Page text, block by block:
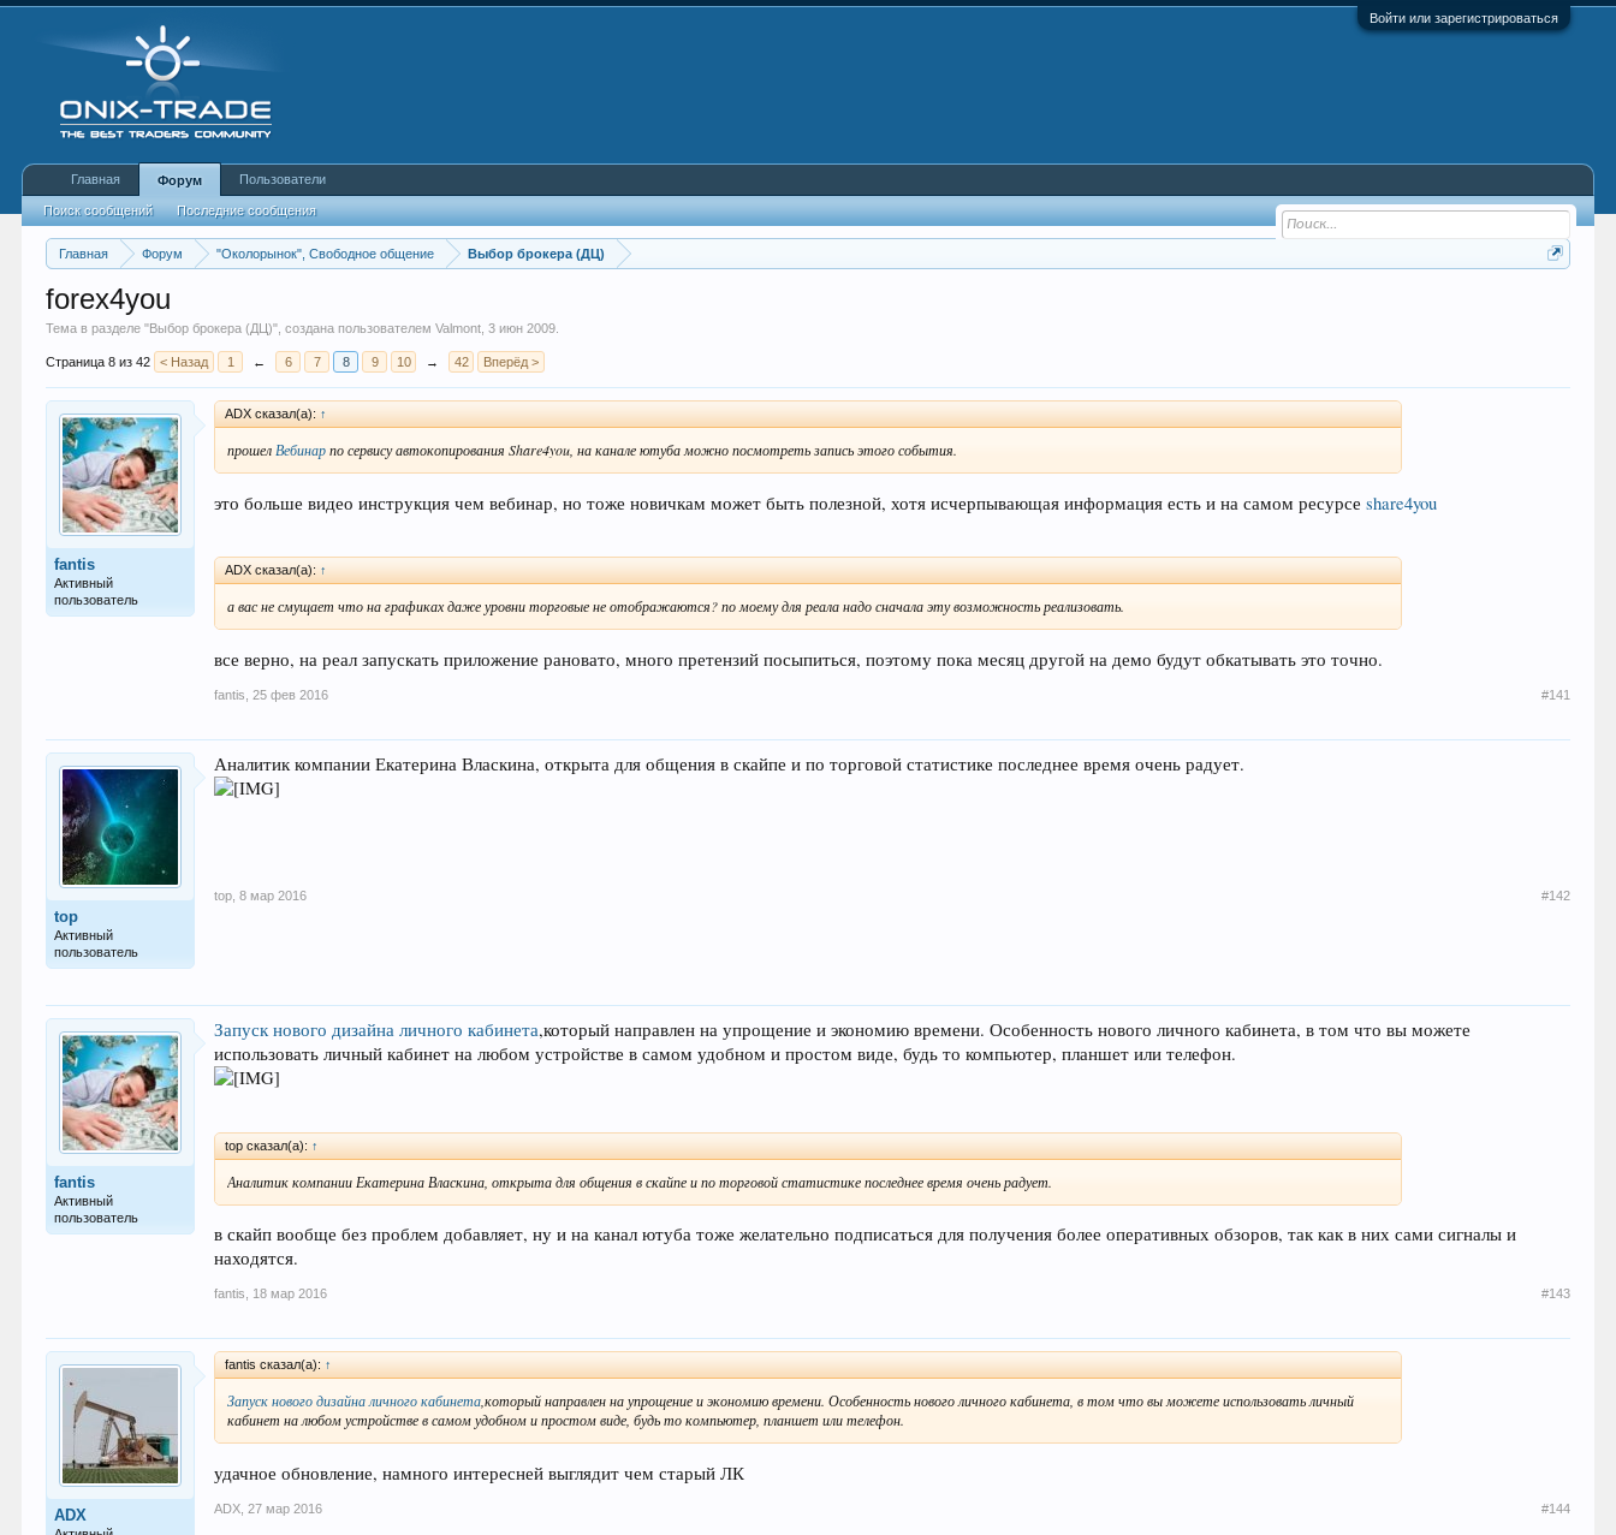
Войти или зарегистрироваться
Главная Форум "Околорынок", Свободное общение Выбор брокера (ДЦ)
forex4you
Тема в разделе "Выбор брокера (ДЦ)", создана пользователемValmont ,3 июн 2009
Страница 8 из 42 < Назад 1 ← 6 7 8 9 10 → 42 Вперёд >
fantis
Активный
пользователь
ADX сказал(а): ↑
прошел Вебинарпо сервису автокопирования Share4you, на канале ютуба можно посмотреть запись этого события.
это больше видео инструкция чем вебинар, но тоже новичкам может быть полезной, хотя исчерпывающая информация есть и на самом ресурсеshare4you
ADX сказал(а): ↑
а вас не смущает что на графиках даже уровни торговые не отображаются? по моему для реала надо сначала эту возможность реализовать.
все верно, на реал запускать приложение рановато, много претензий посыпиться, поэтому пока месяц другой на демо будут обкатывать это точно.
fantis 25 фев 2016 #141
top
Активный
пользователь
Аналитик компании Екатерина Власкина, открыта для общения в скайпе и по торговой статистике последнее время очень радует.
top 8 мар 2016 #142
fantis
Активный
пользователь
Запуск нового дизайна личного кабинета,который направлен на упрощение и экономию времени. Особенность нового личного кабинета, в том что вы можете
использовать личный кабинет на любом устройстве в самом удобном и простом виде, будь то компьютер, планшет или телефон.
top сказал(а): ↑
Аналитик компании Екатерина Власкина, открыта для общения в скайпе и по торговой статистике последнее время очень радует.
в скайп вообще без проблем добавляет, ну и на канал ютуба тоже желательно подписаться для получения более оперативных обзоров, так как в них сами сигналы и
находятся.
fantis 18 мар 2016 #143
ADX
fantis сказал(а): ↑
Запуск нового дизайна личного кабинета,который направлен на упрощение и экономию времени. Особенность нового личного кабинета, в том что вы можете использовать личный
кабинет на любом устройстве в самом удобном и простом виде, будь то компьютер, планшет или телефон.
удачное обновление, намного интересней выглядит чем старый ЛК
ADX 27 мар 2016 #144
Главная Форум
Поиск сообщений Последние сообщения
Пользователи